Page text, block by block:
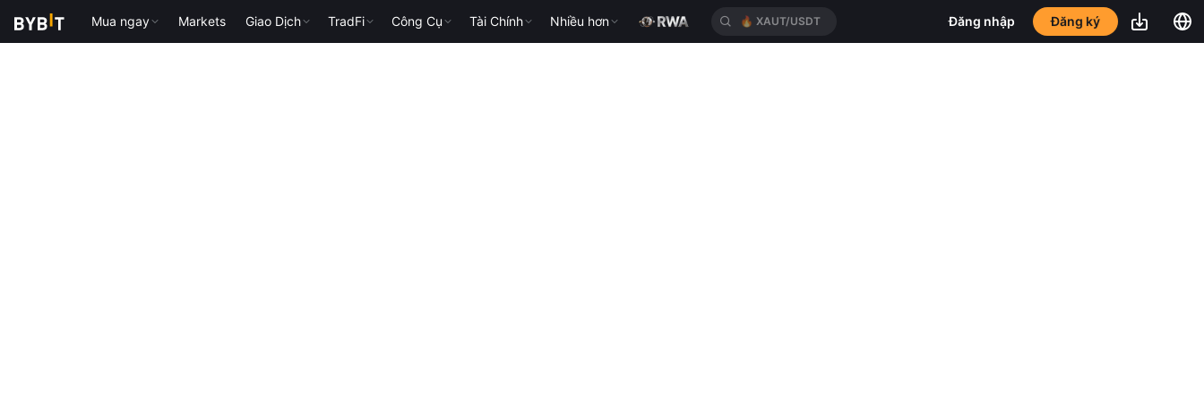
Mua ngay Markets Giao Dịch TradFi Công Cụ Tài Chính Nhiều hơn 🔥 XAUT/USDT Đăng nhập Đăng ký